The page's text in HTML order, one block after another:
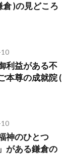
倉 )の見どころ
利益がある不
本尊の成就院 (
神のひとつ
がある鎌倉の